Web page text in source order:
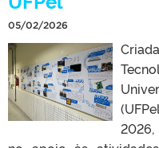
05/02/2026